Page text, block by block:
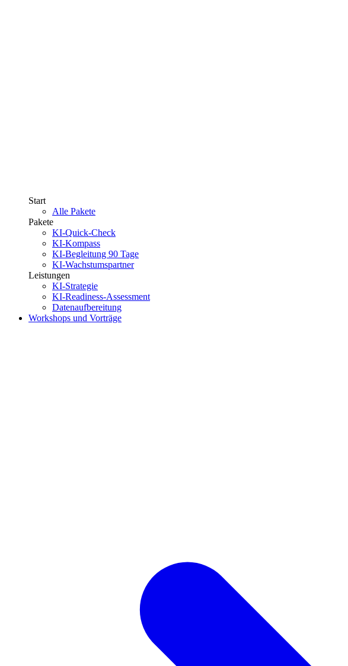
Start
Alle Pakete
Pakete
KI-Quick-Check
KI-Kompass
KI-Begleitung 90 Tage
KI-Wachstumspartner
Leistungen
KI-Strategie
KI-Readiness-Assessment
Datenaufbereitung
Workshops und Vorträge